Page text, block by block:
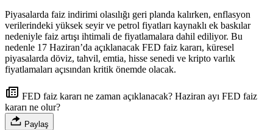
Piyasalarda faiz indirimi olasılığı geri planda kalırken, enflasyon
verilerindeki yüksek seyir ve petrol fiyatları kaynaklı ek baskılar
nedeniyle faiz artışı ihtimali de fiyatlamalara dahil ediliyor. Bu
nedenle 17 Haziran’da açıklanacak FED faiz kararı, küresel
piyasalarda döviz, tahvil, emtia, hisse senedi ve kripto varlık
fiyatlamaları açısından kritik önemde olacak.
FED faiz kararı ne zaman açıklanacak? Haziran ayı FED faiz
kararı ne olur?
Paylaş